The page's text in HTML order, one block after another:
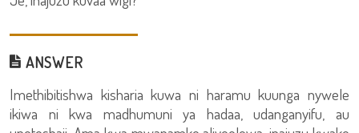
ANSWER
Imethibitishwa kisharia kuwa ni haramu kuunga nywele
ikiwa ni kwa madhumuni ya hadaa, udanganyifu, au